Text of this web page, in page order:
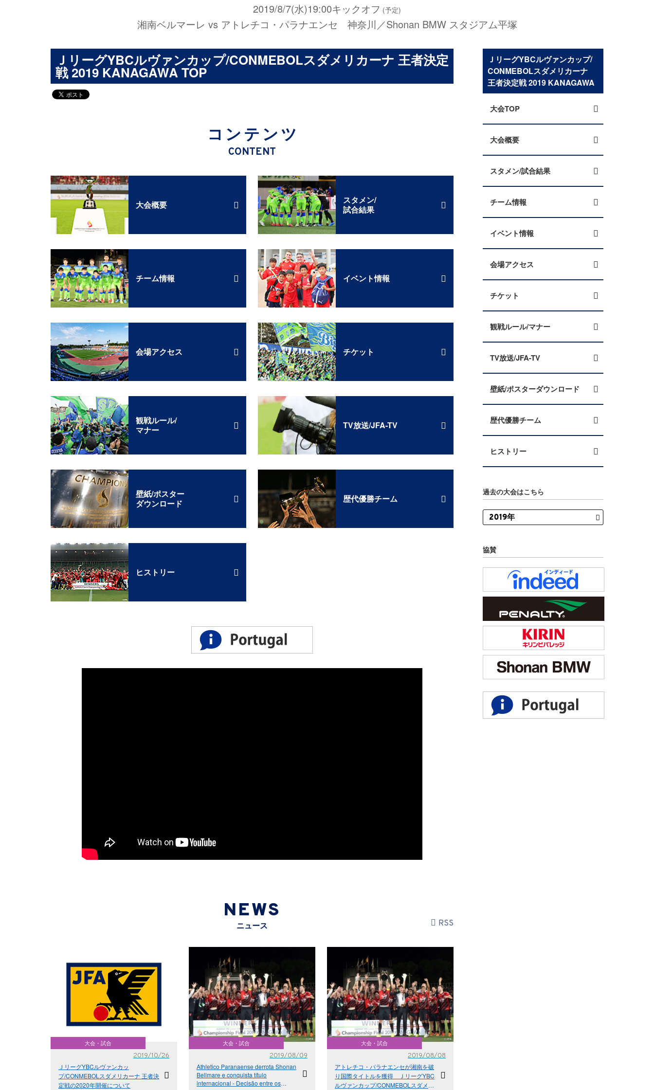
ＪリーグYBCルヴァンカップ/CONMEBOLスダメリカーナ 王者決定
戦 2019 KANAGAWA TOP
2019/8/7(水)19:00キックオフ (予定)
湘南ベルマーレ vs アトレチコ・パラナエンセ 神奈川／Shonan BMW スタジアム平塚
コンテンツ
CONTENT
大会概要
スタメン/
試合結果
チーム情報 イベント情報
会場アクセス チケット
観戦ルール/
マナー
TV放送/JFA-TV
壁紙/ポスター
ダウンロード
歴代優勝チーム
ヒストリー
NEWS
ニュース RSS
大会・試合
2019/10/26
ＪリーグYBCルヴァンカッ
プ/CONMEBOLスダメリカーナ 王者決
定戦の2020年開催について
大会・試合
2019/08/09
Athletico Paranaense derrota Shonan
Bellmare e conquista título
internacional - Decisão entre os
大会・試合
2019/08/08
アトレチコ・パラナエンセが湘南を破
り国際タイトルを獲得 ＪリーグYBC
ルヴァンカップ/CONMEBOLスダメリ
ＪリーグYBCルヴァンカップ/
CONMEBOLスダメリカーナ
王者決定戦 2019 KANAGAWA
大会TOP
大会概要
スタメン/試合結果
チーム情報
イベント情報
会場アクセス
チケット
観戦ルール/マナー
TV放送/JFA-TV
壁紙/ポスターダウンロード
歴代優勝チーム
ヒストリー
過去の大会はこちら
協賛